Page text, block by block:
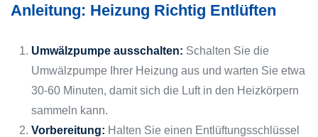
Anleitung: Heizung Richtig Entlüften
Umwälzpumpe ausschalten: Schalten Sie die
Umwälzpumpe Ihrer Heizung aus und warten Sie etwa
30-60 Minuten, damit sich die Luft in den Heizkörpern
sammeln kann.
Vorbereitung: Halten Sie einen Entlüftungsschlüssel